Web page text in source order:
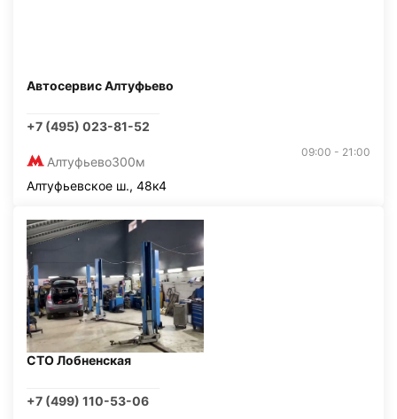
Автосервис Алтуфьево
+7 (495) 023-81-52
Алтуфьево300м
09:00 - 21:00
Алтуфьевское ш., 48к4
СТО Лобненская
+7 (499) 110-53-06